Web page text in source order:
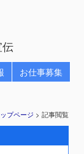
お仕事募集
ップページ > 記事閲覧